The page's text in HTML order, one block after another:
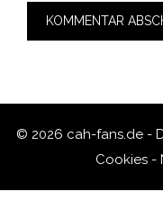
© 2026 cah-fans.de -
Cookies-